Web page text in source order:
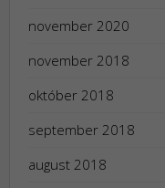
november 2020
november 2018
október 2018
september 2018
august 2018